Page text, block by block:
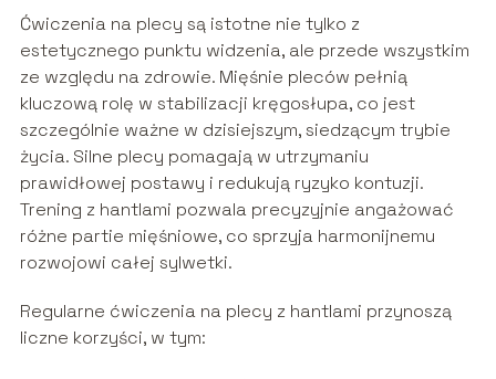
Ćwiczenia na plecy są istotne nie tylko z
estetycznego punktu widzenia, ale przede wszystkim
ze względu na zdrowie. Mięśnie pleców pełnią
kluczową rolę w stabilizacji kręgosłupa, co jest
szczególnie ważne w dzisiejszym, siedzącym trybie
życia. Silne plecy pomagają w utrzymaniu
prawidłowej postawy i redukują ryzyko kontuzji.
Trening z hantlami pozwala precyzyjnie angażować
różne partie mięśniowe, co sprzyja harmonijnemu
rozwojowi całej sylwetki.
Regularne ćwiczenia na plecy z hantlami przynoszą
liczne korzyści, w tym: